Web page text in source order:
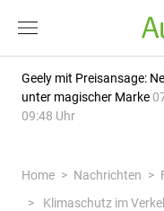
Geely mit Preisansage:
unter magischer Marke
09:48 Uhr
Home Nachrichten
Klimaschutz im